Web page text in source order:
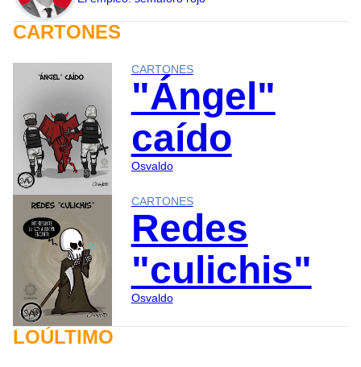
CARTONES
CARTONES
"Ángel"
caído
Osvaldo
CARTONES
Redes
"culichis"
Osvaldo
LOÚLTIMO